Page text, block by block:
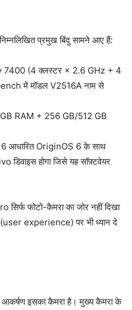
प्रमुख बिंदु सामने आए हैं:
7400 (4 क्लस्टर × 2.6 GHz + 4
में मॉडल V2516A नाम से
RAM + 256 GB/512 GB
आधारित OriginOS 6 के साथ
डिवाइस होगा जिसे यह सॉफ़्टवेयर
फोटो-कैमरा का जोर नहीं दिखा
experience) पर भी ध्यान दे
इसका कैमरा है। मुख्य कैमरा के